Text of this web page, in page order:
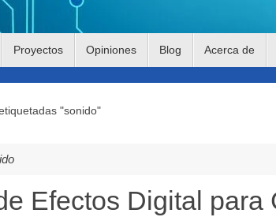
Proyectos Opiniones Blog Acerca de
"sonido"
Efectos Digital para